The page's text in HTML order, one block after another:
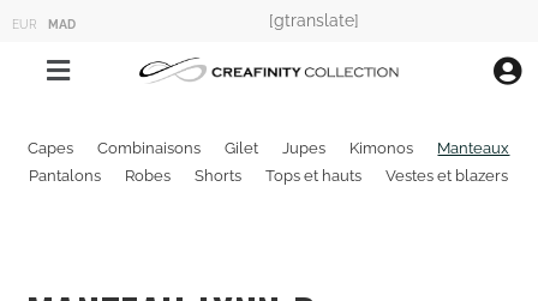
EUR MAD [gtranslate]
Capes Combinaisons Gilet Jupes Kimonos
Manteaux
Pantalons
Robes Shorts Tops et hauts Vestes et blazers